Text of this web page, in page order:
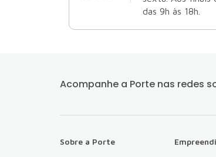
das 9h às 18h.
Acompanhe a Porte nas redes
Sobre a Porte